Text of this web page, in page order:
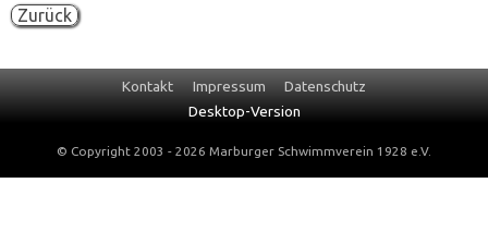
Zurück
Navigation
überspringen
Kontakt Impressum Datenschutz
Desktop-Version
© Copyright 2003 - 2026 Marburger Schwimmverein 1928 e.V.